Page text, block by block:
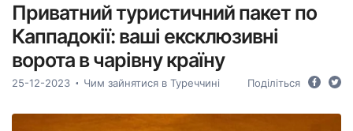
Приватний туристичний пакет по
Каппадокії: ваші ексклюзивні
ворота в чарівну країну
25-12-2023 Чим зайнятися в Туреччині Поділіться